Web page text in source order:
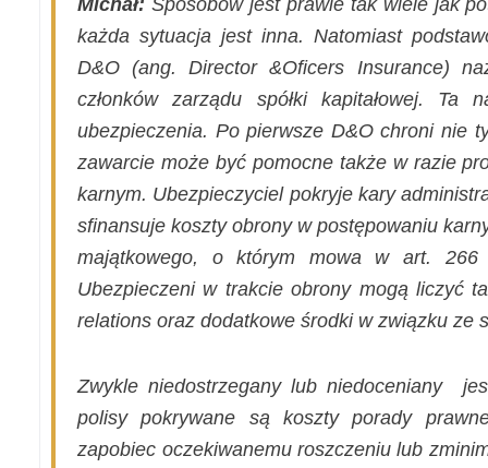
Michał: Sposobów jest prawie tak wiele jak
każda sytuacja jest inna. Natomiast
D&O (ang. Director &Oficers Insurance)
członków zarządu spółki kapitałowej.
ubezpieczenia. Po pierwsze D&O chroni nie
zawarcie może być pomocne także w razie
karnym. Ubezpieczyciel pokryje kary
sfinansuje koszty obrony w postępowaniu
majątkowego, o którym mowa w art. 266
Ubezpieczeni w trakcie obrony mogą liczyć
relations oraz dodatkowe środki w związku ze
Zwykle niedostrzegany lub niedoceniany
polisy pokrywane są koszty porady
zapobiec oczekiwanemu roszczeniu lub